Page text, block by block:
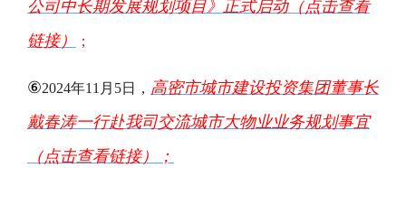
公司中长期发展规划项目》正式启动（点击查看
链接） ；
⑥2024年11月5日， 高密市城市建设投资集团董事长
戴春涛一行赴我司交流城市大物业业务规划事宜
（点击查看链接）；